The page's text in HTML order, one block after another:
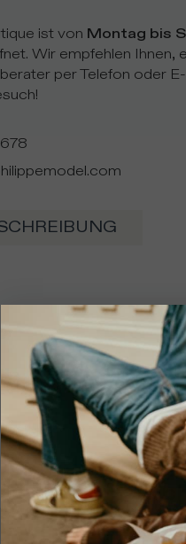
ist von Montag bis
Wir empfehlen Ihnen,
per Telefon oder
Ihr
Es